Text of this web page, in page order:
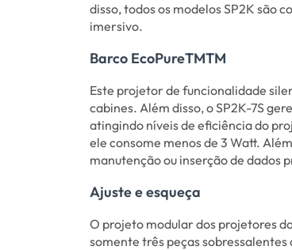
disso, todos os modelos SP2K são
imersivo.
Barco EcoPureTMTM
Este projetor de funcionalidade
cabines. Além disso, o SP2K-7S
atingindo níveis de eficiência do
ele consome menos de 3 Watt.
manutenção ou inserção de dados
Ajuste e esqueça
O projeto modular dos projetores
somente três peças